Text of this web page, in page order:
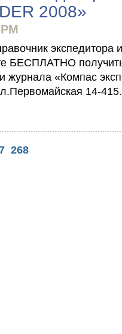
2008»
экспедитора
БЕСПЛАТНО
журнала «Компас
14-
268